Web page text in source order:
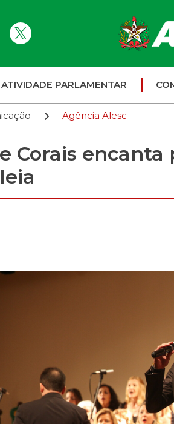
ATIVIDADE PARLAMENTAR
Agência Alesc
Corais